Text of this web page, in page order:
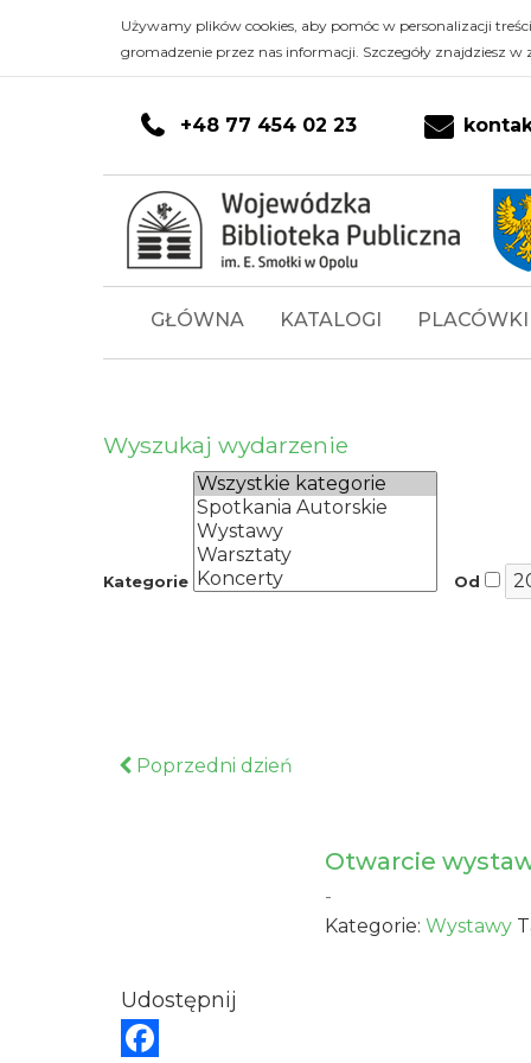
Kalendarz
-
Wojewódzka
Biblioteka
Publiczna
Emanuela
Używamy plików cookies, aby pomóc w personalizacji
gromadzenie przez nas informacji. Szczegóły znajdziesz w
+48 77 454 02 23
Menu
główne
GŁÓWNA KATALOGI PLACÓWKI
Wyszukaj wydarzenie
Kategorie Od
Poprzedni dzień
Otwarcie
-
Kategorie:Wystawy
Udostępnij